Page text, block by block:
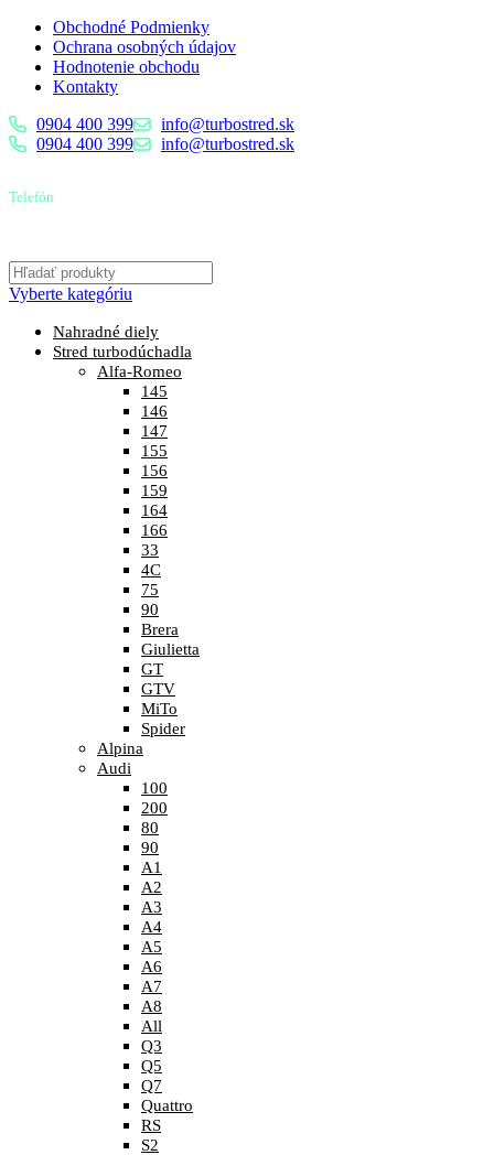
Obchodné Podmienky
Ochrana osobných údajov
Hodnotenie obchodu
Kontakty
0904 400 399
info@turbostred.sk
0904 400 399
info@turbostred.sk
Telefón
Vyberte kategóriu
Nahradné diely
Stred turbodúchadla
Alfa-Romeo
145
146
147
155
156
159
164
166
33
4C
75
90
Brera
Giulietta
GT
GTV
MiTo
Spider
Alpina
Audi
100
200
80
90
A1
A2
A3
A4
A5
A6
A7
A8
All
Q3
Q5
Q7
Quattro
RS
S2